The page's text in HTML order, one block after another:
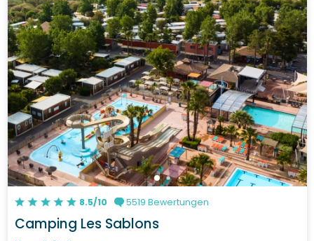
8.5/10 5519 Bewertungen
Camping Les Sablons